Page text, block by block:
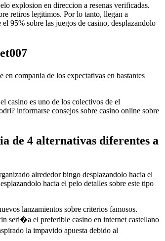
explosion en direccion a resenas verificadas.
retiros legitimos. Por lo tanto, llegan a
95% sobre las juegos de casino, desplazandolo
compania de los expectativas en bastantes
casino es uno de los colectivos de el
informarse consejos sobre casino online sobre
de 4 alternativas diferentes a
alrededor bingo desplazandolo hacia el
hacia el pelo detalles sobre este tipo
lanzamientos sobre criterios famosos.
seri�a el preferible casino en internet castellano
la impavido apuesta debido al